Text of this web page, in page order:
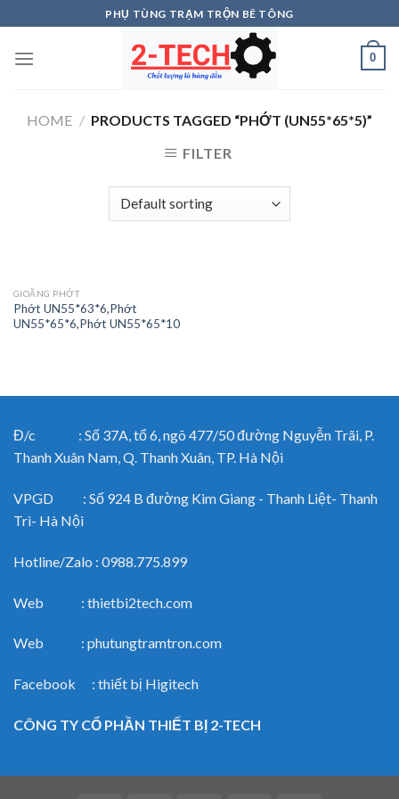
to
content
PHỤ TÙNG TRẠM TRỘN BÊ TÔNG
0
HOME / PRODUCTS TAGGED “PHỚT (UN55*65*5)”
FILTER
GIOĂNG PHỚT
Phớt UN55*63*6,Phớt
UN55*65*6,Phớt UN55*65*10
Đ/c : Số 37A, tổ 6, ngõ 477/50 đường Nguyễn Trãi, P.
Thanh Xuân Nam, Q. Thanh Xuân, TP. Hà Nội
VPGD : Số 924 B đường Kim Giang - Thanh Liệt- Thanh
Trì- Hà Nội
Hotline/Zalo : 0988.775.899
Web : thietbi2tech.com
Web : phutungtramtron.com
Facebook : thiết bị Higitech
CÔNG TY CỔ PHẦN THIẾT BỊ 2-TECH